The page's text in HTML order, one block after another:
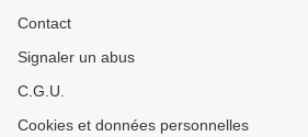
Contact
Signaler un abus
C.G.U.
Cookies et données personnelles